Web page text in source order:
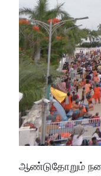
ஆண்டுதோறும்